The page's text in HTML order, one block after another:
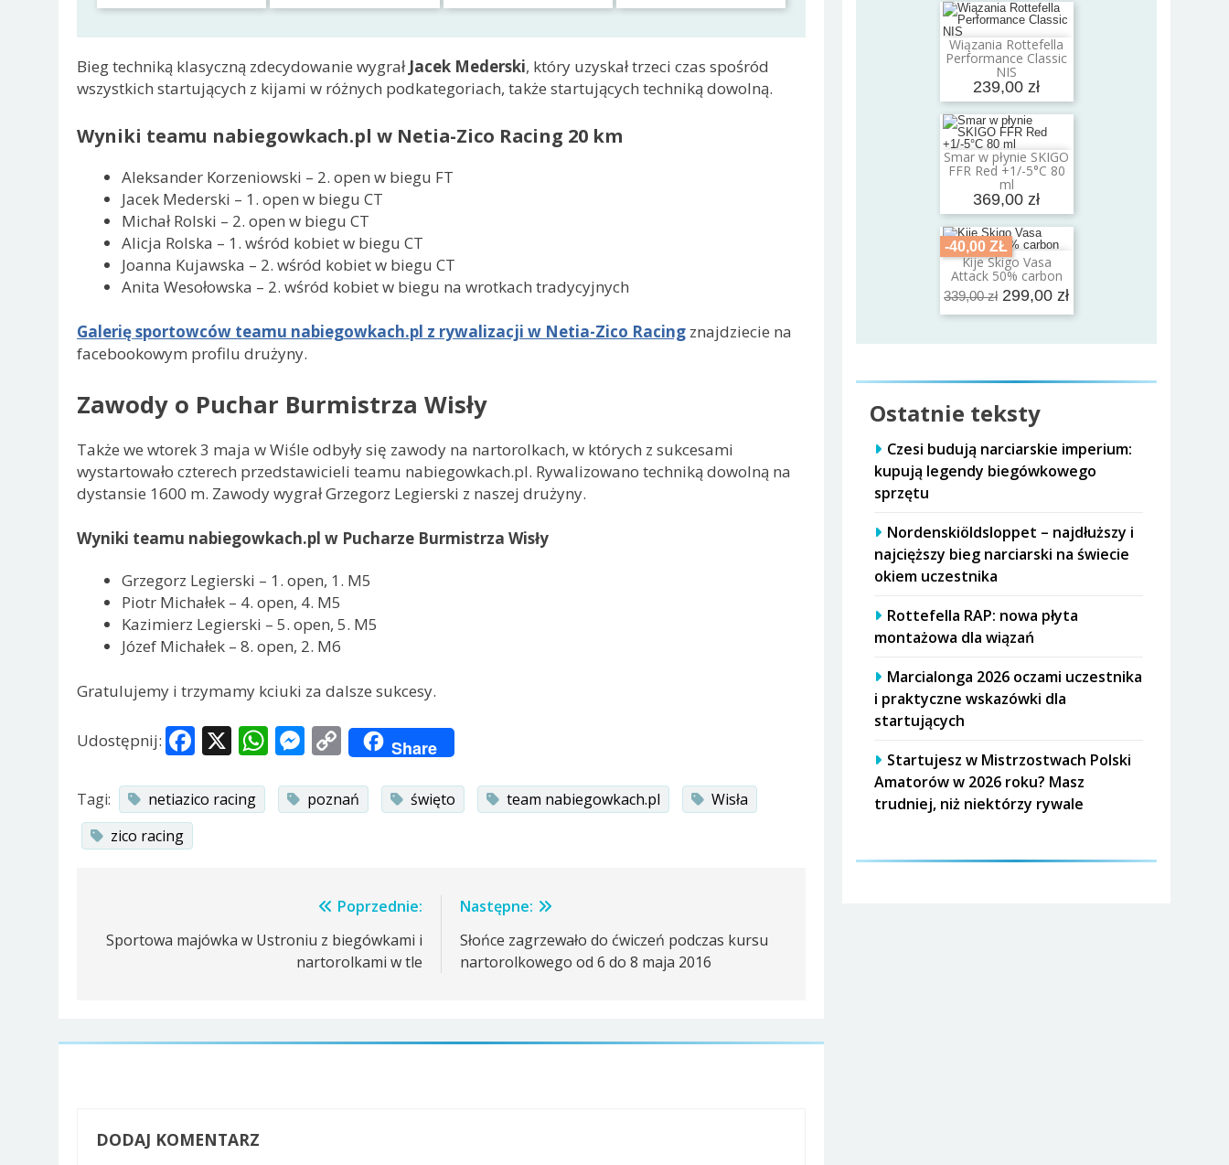
Bieg techniką klasyczną zdecydowanie wygrał Jacek Mederski, który uzyskał trzeci czas spośród
wszystkich startujących z kijami w różnych podkategoriach, także startujących techniką dowolną.
Wyniki teamu nabiegowkach.pl w Netia-Zico Racing 20 km
Aleksander Korzeniowski – 2. open w biegu FT
Jacek Mederski – 1. open w biegu CT
Michał Rolski – 2. open w biegu CT
Alicja Rolska – 1. wśród kobiet w biegu CT
Joanna Kujawska – 2. wśród kobiet w biegu CT
Anita Wesołowska – 2. wśród kobiet w biegu na wrotkach tradycyjnych
Galerię sportowców teamu nabiegowkach.pl z rywalizacji w Netia-Zico Racing znajdziecie na
facebookowym profilu drużyny.
Zawody o Puchar Burmistrza Wisły
Także we wtorek 3 maja w Wiśle odbyły się zawody na nartorolkach, w których z sukcesami
wystartowało czterech przedstawicieli teamu nabiegowkach.pl. Rywalizowano techniką dowolną na
dystansie 1600 m. Zawody wygrał Grzegorz Legierski z naszej drużyny.
Wyniki teamu nabiegowkach.pl w Pucharze Burmistrza Wisły
Grzegorz Legierski – 1. open, 1. M5
Piotr Michałek – 4. open, 4. M5
Kazimierz Legierski – 5. open, 5. M5
Józef Michałek – 8. open, 2. M6
Gratulujemy i trzymamy kciuki za dalsze sukcesy.
Udostępnij: Facebook
X WhatsApp
Messenger
Copy
Link
Share
Tagi: netiazico racing poznań święto team nabiegowkach.pl
Wisła
zico racing
wpisu
Poprzednie:
Sportowa majówka w Ustroniu z biegówkami i
nartorolkami w tle
Następne:
Słońce zagrzewało do ćwiczeń podczas kursu
nartorolkowego od 6 do 8 maja 2016
DODAJ KOMENTARZ
Wiązania Rottefella
Performance Classic
NIS
239,00 zł
Dodaj do koszyka
Smar w płynie SKIGO
FFR Red +1/-5°C 80
ml
369,00 zł
Dodaj do koszyka
-40,00 ZŁ
Kije Skigo Vasa
Attack 50% carbon
339,00 zł 299,00 zł
Dodaj do koszyka
Ostatnie teksty
Czesi budują narciarskie imperium:
kupują legendy biegówkowego
sprzętu
Nordenskiöldsloppet – najdłuższy i
najcięższy bieg narciarski na świecie
okiem uczestnika
Rottefella RAP: nowa płyta
montażowa dla wiązań
Marcialonga 2026 oczami uczestnika
i praktyczne wskazówki dla
startujących
Startujesz w Mistrzostwach Polski
Amatorów w 2026 roku? Masz
trudniej, niż niektórzy rywale